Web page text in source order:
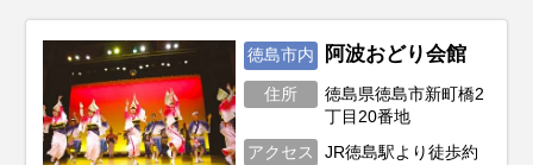
一つずつ厳選してご紹介します。あなたの
旅を彩るヒントが、きっとここに見つかり
ます。
徳島市内 阿波おどり会館
住所
徳島県徳島市新町橋2
丁目20番地
アクセス
JR徳島駅より徒歩約